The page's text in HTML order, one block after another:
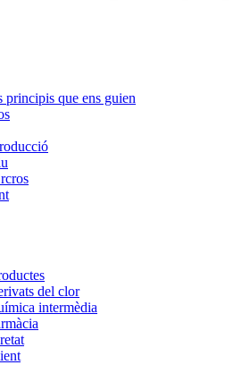
principis que ens guien
del clor
intermèdia